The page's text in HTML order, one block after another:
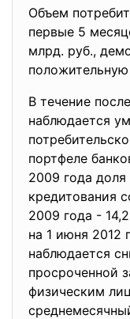
Объем
первые 5
млрд. руб.,
В течение
наблюдается
портфеле
2009 года доля
кредитования
2009 года -
на 1 июня 2012
наблюдается
просроченной
физическим